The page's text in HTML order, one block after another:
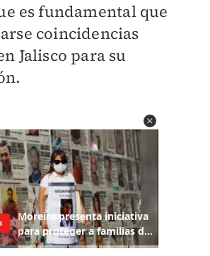
es fundamental que
coincidencias
Jalisco para su